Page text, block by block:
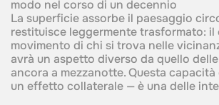
modo nel corso di un decennio
La superficie assorbe il paesaggio
restituisce leggermente trasformato: il
movimento di chi si trova nelle
avrà un aspetto diverso da quello
ancora a mezzanotte. Questa
un effetto collaterale — è una delle